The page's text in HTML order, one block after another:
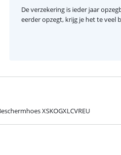
De verzekering is ieder jaar
eerder opzegt, krijg je het te veel
XSKOGXLCVREU